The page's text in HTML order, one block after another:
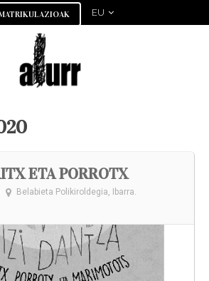
EU
ETA PORROTX
Belabieta Polikiroldegia, Ibarra.